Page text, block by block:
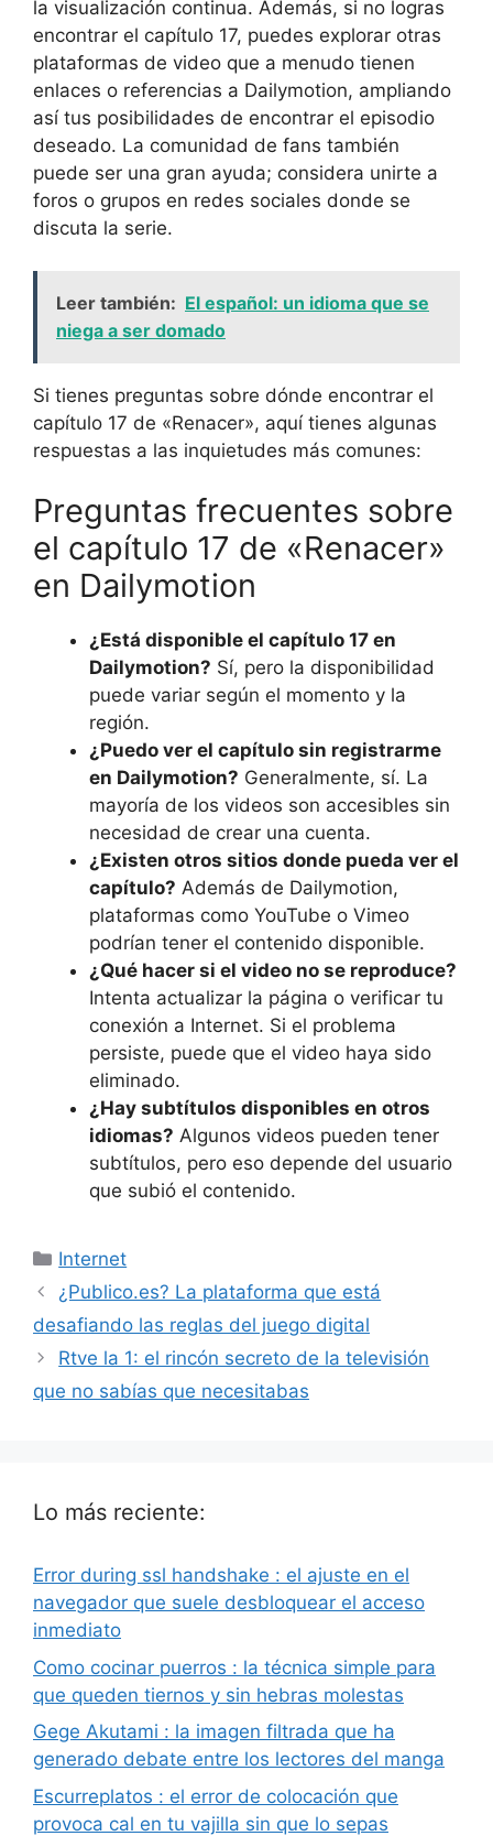
la visualización continua. Además, si no logras
encontrar el capítulo 17, puedes explorar otras
plataformas de video que a menudo tienen
enlaces o referencias a Dailymotion, ampliando
así tus posibilidades de encontrar el episodio
deseado. La comunidad de fans también
puede ser una gran ayuda; considera unirte a
foros o grupos en redes sociales donde se
discuta la serie.
Leer también: El español: un idioma que se
niega a ser domado
Si tienes preguntas sobre dónde encontrar el
capítulo 17 de «Renacer», aquí tienes algunas
respuestas a las inquietudes más comunes:
Preguntas frecuentes sobre
el capítulo 17 de «Renacer»
en Dailymotion
¿Está disponible el capítulo 17 en
Dailymotion? Sí, pero la disponibilidad
puede variar según el momento y la
región.
¿Puedo ver el capítulo sin registrarme
en Dailymotion? Generalmente, sí. La
mayoría de los videos son accesibles sin
necesidad de crear una cuenta.
¿Existen otros sitios donde pueda ver el
capítulo? Además de Dailymotion,
plataformas como YouTube o Vimeo
podrían tener el contenido disponible.
¿Qué hacer si el video no se reproduce?
Intenta actualizar la página o verificar tu
conexión a Internet. Si el problema
persiste, puede que el video haya sido
eliminado.
¿Hay subtítulos disponibles en otros
idiomas? Algunos videos pueden tener
subtítulos, pero eso depende del usuario
que subió el contenido.
Categorías
Internet
¿Publico.es? La plataforma que está
desafiando las reglas del juego digital
Rtve la 1: el rincón secreto de la televisión
que no sabías que necesitabas
Lo más reciente:
Error during ssl handshake : el ajuste en el
navegador que suele desbloquear el acceso
inmediato
Como cocinar puerros : la técnica simple para
que queden tiernos y sin hebras molestas
Gege Akutami : la imagen filtrada que ha
generado debate entre los lectores del manga
Escurreplatos : el error de colocación que
provoca cal en tu vajilla sin que lo sepas